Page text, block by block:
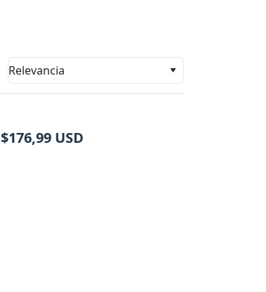
Relevancia
$176,99 USD